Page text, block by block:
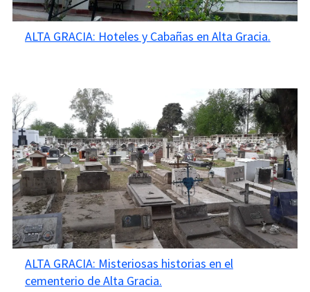
ALTA GRACIA: Hoteles y Cabañas en Alta Gracia.
ALTA GRACIA: Misteriosas historias en el
cementerio de Alta Gracia.